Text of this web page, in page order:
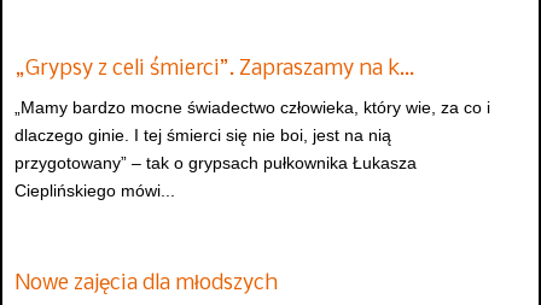
„Grypsy z celi śmierci”. Zapraszamy na k…
„Mamy bardzo mocne świadectwo człowieka, który wie, za co i
dlaczego ginie. I tej śmierci się nie boi, jest na nią
przygotowany” – tak o grypsach pułkownika Łukasza
Cieplińskiego mówi...
Nowe zajęcia dla młodszych